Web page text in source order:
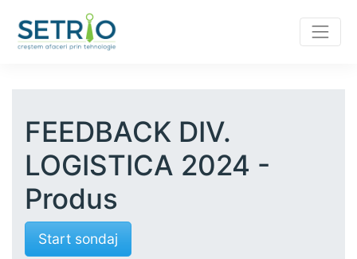
FEEDBACK DIV.
LOGISTICA 2024 -
Produs
Start sondaj